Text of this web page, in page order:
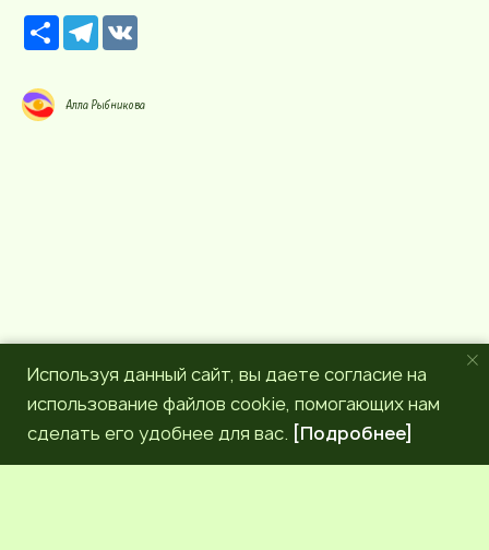
Р
е
р
с
T
e
g
r
Алла Рыбникова
Используя данный сайт, вы даете согласие на
использование файлов cookie, помогающих нам
сделать его удобнее для вас. [Подробнее]